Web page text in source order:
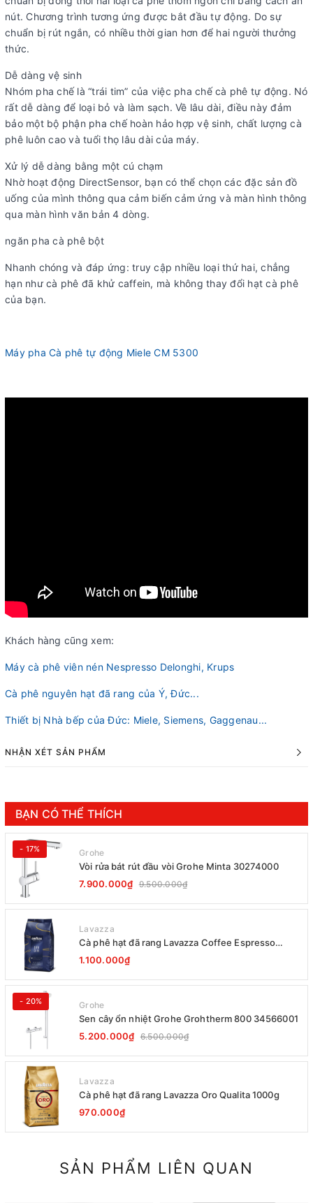
nút. Chương trình tương ứng được bắt đầu tự động. Do sự
chuẩn bị rút ngắn, có nhiều thời gian hơn để hai người thưởng
thức.
Dễ dàng vệ sinh
Nhóm pha chế là “trái tim” của việc pha chế cà phê tự động. Nó
rất dễ dàng để loại bỏ và làm sạch. Về lâu dài, điều này đảm
bảo một bộ phận pha chế hoàn hảo hợp vệ sinh, chất lượng cà
phê luôn cao và tuổi thọ lâu dài của máy.
Xử lý dễ dàng bằng một cú chạm
Nhờ hoạt động DirectSensor, bạn có thể chọn các đặc sản đồ
uống của mình thông qua cảm biến cảm ứng và màn hình thông
qua màn hình văn bản 4 dòng.
ngăn pha cà phê bột
Nhanh chóng và đáp ứng: truy cập nhiều loại thứ hai, chẳng
hạn như cà phê đã khử caffein, mà không thay đổi hạt cà phê
của bạn.
Máy pha Cà phê tự động Miele CM 5300
Khách hàng cũng xem:
Máy cà phê viên nén Nespresso Delonghi, Krups
Cà phê nguyên hạt đã rang của Ý, Đức...
Thiết bị Nhà bếp của Đức: Miele, Siemens, Gaggenau...
NHẬN XÉT SẢN PHẨM
BẠN CÓ THỂ THÍCH
- 17% Grohe
Vòi rửa bát rút đầu vòi Grohe Minta 30274000
7.900.000₫ 9.500.000₫
Lavazza
Cà phê hạt đã rang Lavazza Coffee Espresso
Super Crema 1000g Date 12-2027
1.100.000₫
- 20% Grohe
Sen cây ổn nhiệt Grohe Grohtherm 800 34566001
5.200.000₫ 6.500.000₫
Lavazza
Cà phê hạt đã rang Lavazza Oro Qualita 1000g
970.000₫
SẢN PHẨM LIÊN QUAN